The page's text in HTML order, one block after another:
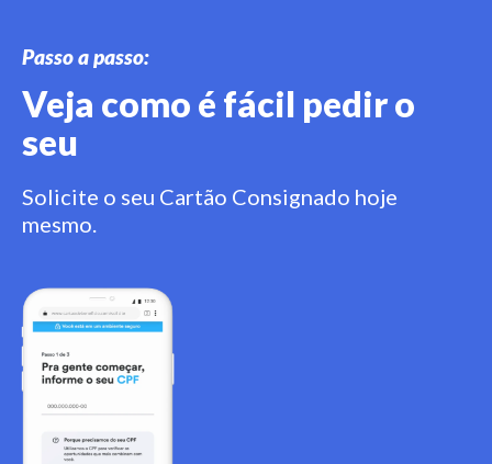
Passo a passo:
Veja como é fácil pedir o
seu
Solicite o seu Cartão Consignado hoje
mesmo.